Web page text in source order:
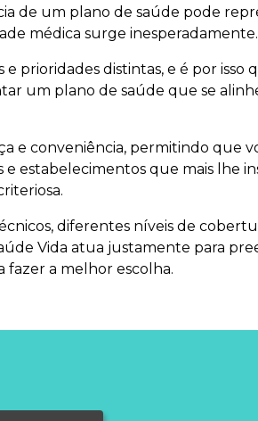
de um plano de saúde pode
médica surge inesperadamente.
prioridades distintas, e é por isso
um plano de saúde que se
e conveniência, permitindo que
estabelecimentos que mais lhe
diferentes níveis de
Vida atua justamente para
fazer a melhor escolha.